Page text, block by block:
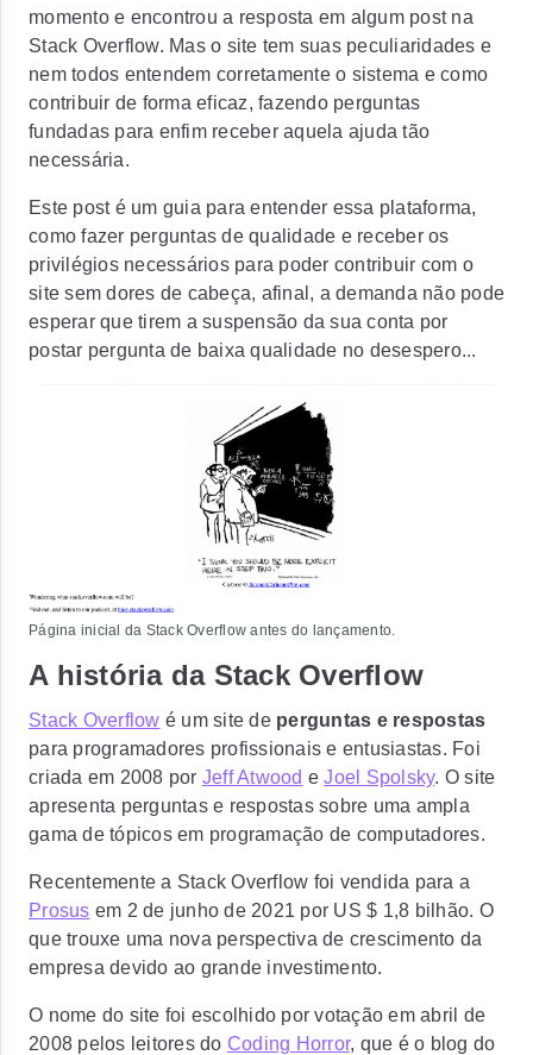
momento e encontrou a resposta em algum post na
Stack Overflow. Mas o site tem suas peculiaridades e
nem todos entendem corretamente o sistema e como
contribuir de forma eficaz, fazendo perguntas
fundadas para enfim receber aquela ajuda tão
necessária.
Este post é um guia para entender essa plataforma,
como fazer perguntas de qualidade e receber os
privilégios necessários para poder contribuir com o
site sem dores de cabeça, afinal, a demanda não pode
esperar que tirem a suspensão da sua conta por
postar pergunta de baixa qualidade no desespero...
Página inicial da Stack Overflow antes do lançamento.
A história da Stack Overflow
Stack Overflow é um site de perguntas e respostas
para programadores profissionais e entusiastas. Foi
criada em 2008 por Jeff Atwood eJoel Spolsky. O site
apresenta perguntas e respostas sobre uma ampla
gama de tópicos em programação de computadores.
Recentemente a Stack Overflow foi vendida para a
Prosus em 2 de junho de 2021 por US $ 1,8 bilhão. O
que trouxe uma nova perspectiva de crescimento da
empresa devido ao grande investimento.
O nome do site foi escolhido por votação em abril de
2008 pelos leitores do Coding Horror, que é o blog do